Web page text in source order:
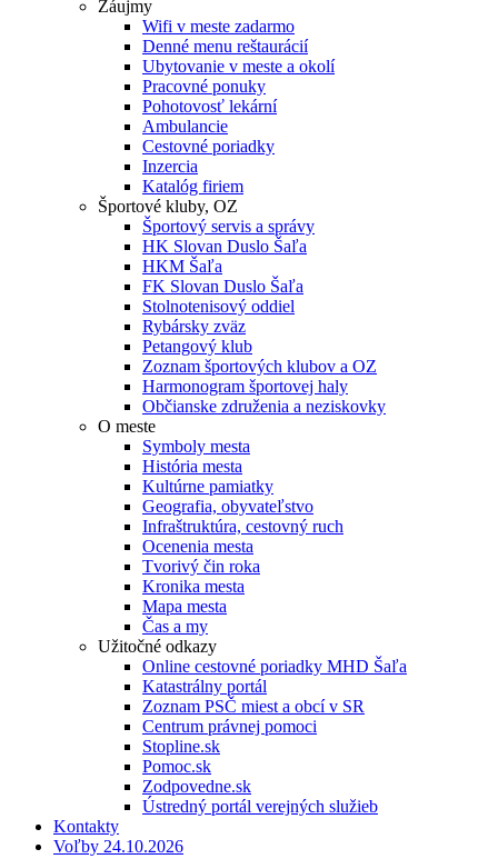
Záujmy
Wifi v meste zadarmo
Denné menu reštaurácií
Ubytovanie v meste a okolí
Pracovné ponuky
Pohotovosť lekární
Ambulancie
Cestovné poriadky
Inzercia
Katalóg firiem
Športové kluby, OZ
Športový servis a správy
HK Slovan Duslo Šaľa
HKM Šaľa
FK Slovan Duslo Šaľa
Stolnotenisový oddiel
Rybársky zväz
Petangový klub
Zoznam športových klubov a OZ
Harmonogram športovej haly
Občianske združenia a neziskovky
O meste
Symboly mesta
História mesta
Kultúrne pamiatky
Geografia, obyvateľstvo
Infraštruktúra, cestovný ruch
Ocenenia mesta
Tvorivý čin roka
Kronika mesta
Mapa mesta
Čas a my
Užitočné odkazy
Online cestovné poriadky MHD Šaľa
Katastrálny portál
Zoznam PSČ miest a obcí v SR
Centrum právnej pomoci
Stopline.sk
Pomoc.sk
Zodpovedne.sk
Ústredný portál verejných služieb
Kontakty
Voľby 24.10.2026